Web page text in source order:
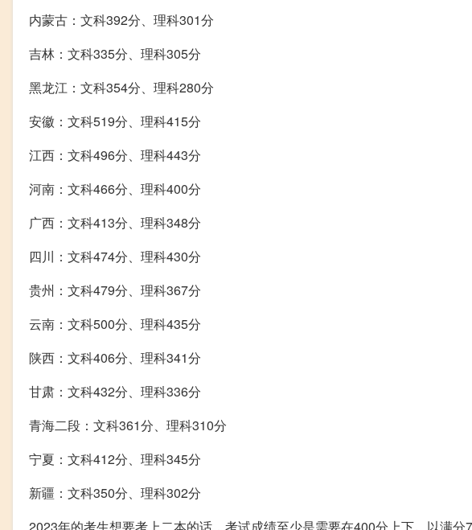
内蒙古：文科392分、理科301分
吉林：文科335分、理科305分
黑龙江：文科354分、理科280分
安徽：文科519分、理科415分
江西：文科496分、理科443分
河南：文科466分、理科400分
广西：文科413分、理科348分
四川：文科474分、理科430分
贵州：文科479分、理科367分
云南：文科500分、理科435分
陕西：文科406分、理科341分
甘肃：文科432分、理科336分
青海二段：文科361分、理科310分
宁夏：文科412分、理科345分
新疆：文科350分、理科302分
2023年的考生想要考上二本的话，考试成绩至少是需要在400分上下。以满